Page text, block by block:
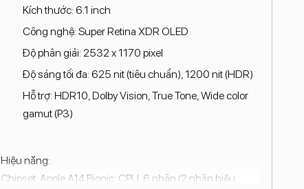
Kích thước: 6.1 inch
Công nghệ: Super Retina XDR OLED
Độ phân giải: 2532 x 1170 pixel
Độ sáng tối đa: 625 nit (tiêu chuẩn), 1200 nit (HDR)
Hỗ trợ: HDR10, Dolby Vision, True Tone, Wide color
gamut (P3)
Hiệu năng:
Chipset: Apple A14 Bionic, CPU: 6 nhân (2 nhân hiệu